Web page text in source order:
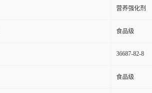
营养强化剂
食品级
36687-82-8
食品级